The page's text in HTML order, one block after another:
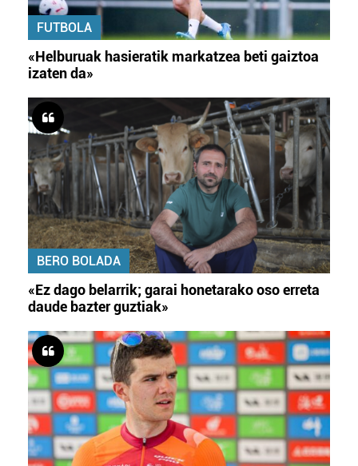
FUTBOLA
«Helburuak hasieratik markatzea beti gaiztoa
izaten da»
BERO BOLADA
«Ez dago belarrik; garai honetarako oso erreta
daude bazter guztiak»